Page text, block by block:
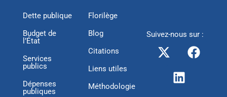
Dette publique
Budget de
l’État
Services
publics
Dépenses
publiques
Florilège
Blog
Citations
Liens utiles
Méthodologie
Suivez-nous sur :
X
-
F
a
n
k